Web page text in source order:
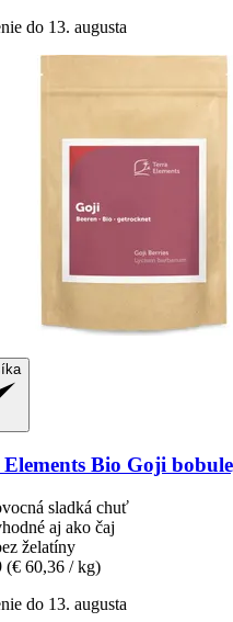
do 13. augusta
Bio Goji
sladká chuť
aj ako čaj
želatíny
(€ 60,36 / kg)
do 13. augusta